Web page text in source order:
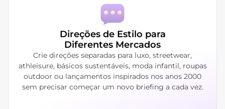
Direções de Estilo para
Diferentes Mercados
Crie direções separadas para luxo, streetwear,
athleisure, básicos sustentáveis, moda infantil, roupas
outdoor ou lançamentos inspirados nos anos 2000
sem precisar começar um novo briefing a cada vez.